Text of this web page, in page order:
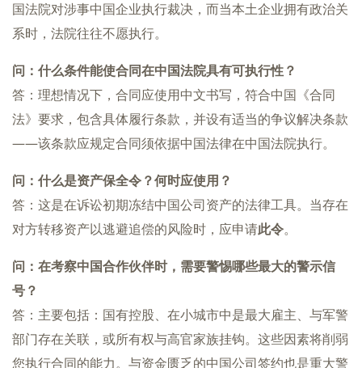
国法院对涉事中国企业执行裁决，而当本土企业拥有政治关
系时，法院往往不愿执行。
问：什么条件能使合同在中国法院具有可执行性？
答：理想情况下，合同应使用中文书写，符合中国《合同
法》要求，包含具体履行条款，并设有适当的争议解决条款
——该条款应规定合同须依据中国法律在中国法院执行。
问：什么是资产保全令？何时应使用？
答：这是在诉讼初期冻结中国公司资产的法律工具。当存在
对方转移资产以逃避追偿的风险时，应申请此令。
问：在考察中国合作伙伴时，需要警惕哪些最大的警示信
号？
答：主要包括：国有控股、在小城市中是最大雇主、与军警
部门存在关联，或所有权与高官家族挂钩。这些因素将削弱
您执行合同的能力。与资金匮乏的中国公司签约也是重大警